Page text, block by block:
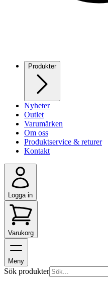
Produkter
Nyheter
Outlet
Varumärken
Om oss
Produktservice & returer
Kontakt
Logga in
Varukorg
Meny
Sök produkter